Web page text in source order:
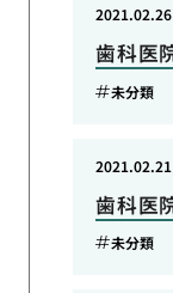
歯科医
2021.02.26
未分類
歯科医
2021.02.21
未分類